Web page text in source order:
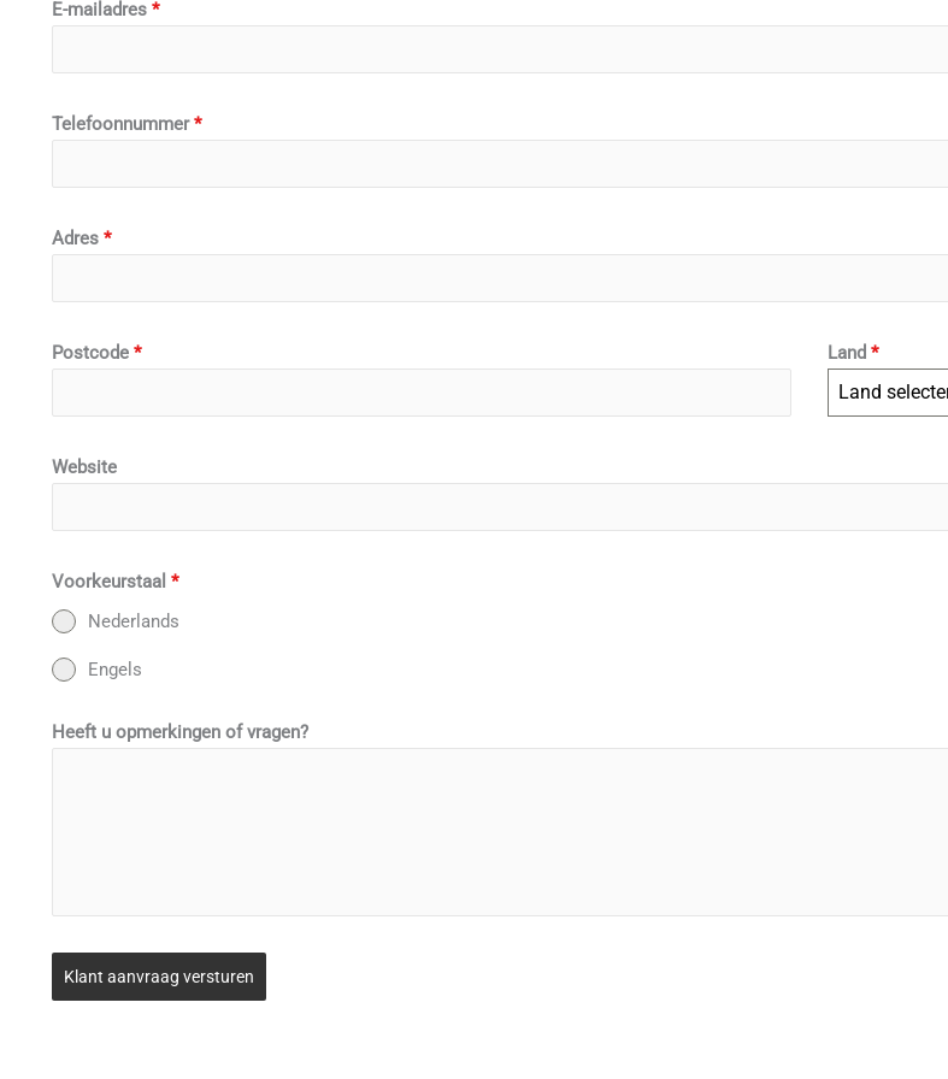
E-mailadres *
Telefoonnummer*
Adres *
Postcode * Land *
Land
Website
Voorkeurstaal *
Nederlands
Engels
Heeft u opmerkingen of vragen?
Klant aanvraag versturen